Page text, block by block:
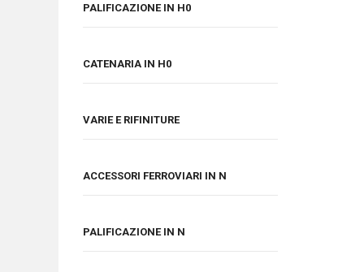
PALIFICAZIONE IN H0
CATENARIA IN H0
VARIE E RIFINITURE
ACCESSORI FERROVIARI IN N
PALIFICAZIONE IN N